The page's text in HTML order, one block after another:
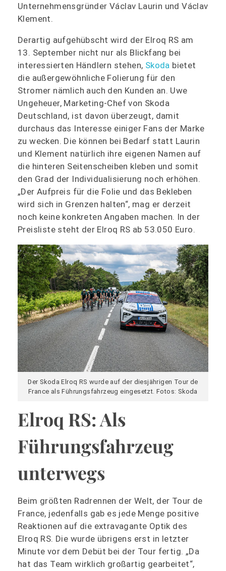
Unternehmensgründer Václav Laurin und Václav
Klement.
Derartig aufgehübscht wird der Elroq RS am
13. September nicht nur als Blickfang bei
interessierten Händlern stehen, Skoda bietet
die außergewöhnliche Folierung für den
Stromer nämlich auch den Kunden an. Uwe
Ungeheuer, Marketing-Chef von Skoda
Deutschland, ist davon überzeugt, damit
durchaus das Interesse einiger Fans der Marke
zu wecken. Die können bei Bedarf statt Laurin
und Klement natürlich ihre eigenen Namen auf
die hinteren Seitenscheiben kleben und somit
den Grad der Individualisierung noch erhöhen.
„Der Aufpreis für die Folie und das Bekleben
wird sich in Grenzen halten“, mag er derzeit
noch keine konkreten Angaben machen. In der
Preisliste steht der Elroq RS ab 53.050 Euro.
Der Skoda Elroq RS wurde auf der diesjährigen Tour de
France als Führungsfahrzeug eingesetzt. Fotos: Skoda
Elroq RS: Als
Führungsfahrzeug
unterwegs
Beim größten Radrennen der Welt, der Tour de
France, jedenfalls gab es jede Menge positive
Reaktionen auf die extravagante Optik des
Elroq RS. Die wurde übrigens erst in letzter
Minute vor dem Debüt bei der Tour fertig. „Da
hat das Team wirklich großartig gearbeitet“,